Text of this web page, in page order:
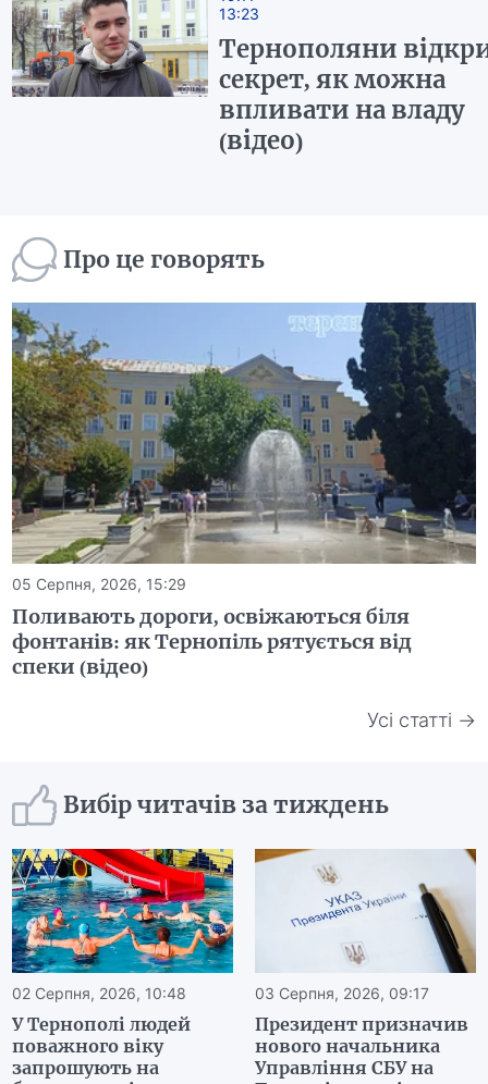
13:23
Тернополяни
секрет, як можна
впливати на владу
(відео)
Про це говорять
05 Серпня, 2026, 15:29
Поливають дороги, освіжаються біля
фонтанів: як Тернопіль рятується від
спеки (відео)
Усі статті →
Вибір читачів за тиждень
02 Серпня, 2026, 10:48
У Тернополі людей
поважного віку
запрошують на
03 Серпня, 2026, 09:17
Президент призначив
нового начальника
Управління СБУ на